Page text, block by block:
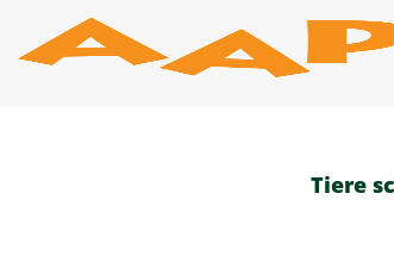
Inhalt
springen
Tiere